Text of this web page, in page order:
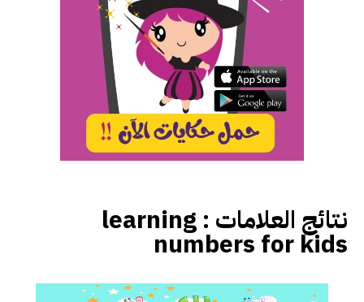
نتائج العلامات : learning
numbers for kids